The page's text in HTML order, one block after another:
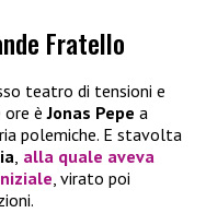
Fratello
teatro di tensioni e
ore èJonas Pepe a
polemiche. E stavolta
, alla quale aveva
, virato poi